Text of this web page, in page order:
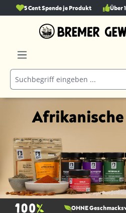
springen
5 Cent Spende je Produkt Über
OHNE